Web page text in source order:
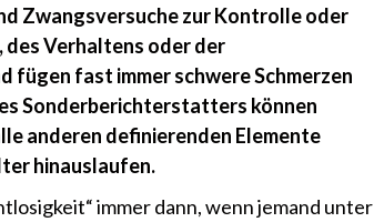
Zwangsversuche zur Kontrolle oder
Verhaltens oder der
fügen fast immer schwere Schmerzen
Sonderberichterstatters können
anderen definierenden Elemente
hinauslaufen.
immer dann, wenn jemand unter